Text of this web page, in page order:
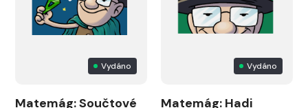
Vydáno
Matemág: Součtové
Vydáno
Matemág: Hadi